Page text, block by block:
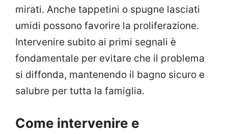
mirati. Anche tappetini o spugne lasciati
umidi possono favorire la proliferazione.
Intervenire subito ai primi segnali è
fondamentale per evitare che il problema
si diffonda, mantenendo il bagno sicuro e
salubre per tutta la famiglia.
Come intervenire e